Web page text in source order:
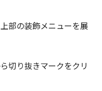
部の装飾メニューを展
切り抜きマークをクリ